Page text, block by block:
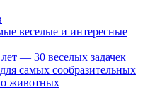
веселые и интересные
— 30 веселых задачек
самых сообразительных
о животных